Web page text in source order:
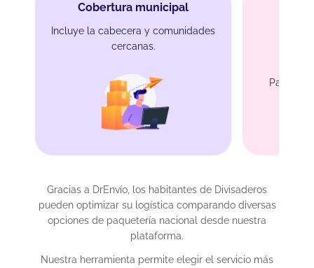
Cobertura municipal
Incluye la cabecera y comunidades
cercanas.
Para
Gracias a DrEnvío, los habitantes de Divisaderos
pueden optimizar su logística comparando diversas
opciones de paquetería nacional desde nuestra
plataforma.
Nuestra herramienta permite elegir el servicio más